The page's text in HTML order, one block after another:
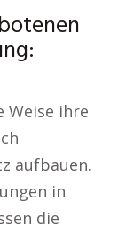
Weise ihre
aufbauen.
in
die